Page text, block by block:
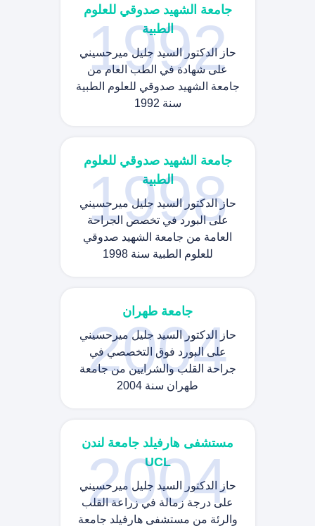
1992
جامعة الشهيد صدوقي للعلوم
الطبية
حاز الدكتور السيد جليل ميرحسيني
على شهادة في الطب العام من
جامعة الشهيد صدوقي للعلوم الطبية
سنة 1992
1998
جامعة الشهيد صدوقي للعلوم
الطبية
حاز الدكتور السيد جليل ميرحسيني
على البورد في تخصص الجراحة
العامة من جامعة الشهيد صدوقي
للعلوم الطبية سنة 1998
2004
جامعة طهران
حاز الدكتور السيد جليل ميرحسيني
على البورد فوق التخصصي في
جراحة القلب والشرايين من جامعة
طهران سنة 2004
2004
مستشفى هارفيلد جامعة لندن
UCL
حاز الدكتور السيد جليل ميرحسيني
على درجة زمالة في زراعة القلب
والرئة من مستشفى هارفيلد جامعة